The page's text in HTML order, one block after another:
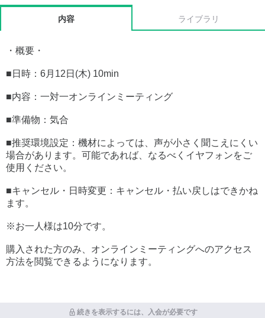
内容 ライブラリ
・概要・
■日時：6月12日(木) 10min
■内容：一対一オンラインミーティング
■準備物：気合
■推奨環境設定：機材によっては、声が小さく聞こえにくい
場合があります。可能であれば、なるべくイヤフォンをご
使用ください。
■キャンセル・日時変更：キャンセル・払い戻しはできかね
ます。
※お一人様は10分です。
購入された方のみ、オンラインミーティングへのアクセス
方法を閲覧できるようになります。
続きを表示するには、入会が必要です